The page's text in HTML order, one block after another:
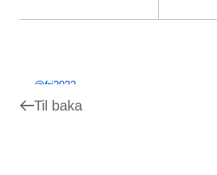
@fri2022
Til baka